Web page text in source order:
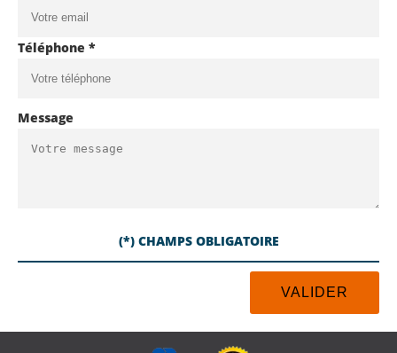
Téléphone *
Message
(*) CHAMPS OBLIGATOIRE